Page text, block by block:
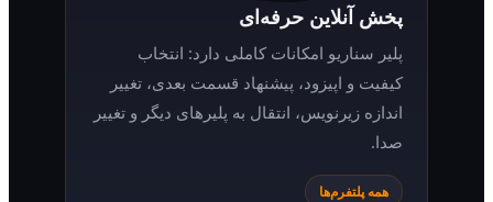
پخش آنلاین حرفه‌ای
پلیر سناریو امکانات کاملی دارد: انتخاب
کیفیت و اپیزود، پیشنهاد قسمت بعدی، تغییر
اندازه زیرنویس، انتقال به پلیرهای دیگر و تغییر
همه پلتفرم‌ها